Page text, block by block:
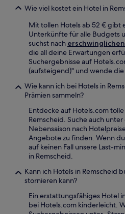
Wie viel kostet ein Hotel in
Mit tollen Hotels ab 52 € gibt
Unterkünfte für alle Budgets
suchst nach
die all deine Erwartungen
Suchergebnisse auf
(aufsteigend)" und wende
Wie kann ich bei Hotels in
Prämien sammeln?
Entdecke auf Hotels.com
Remscheid. Suche auch
Nebensaison nach
Angebote zu finden. Wenn
auf keinen Fall unsere Last-
in Remscheid.
Kann ich Hotels in Remscheid
stornieren kann?
Ein erstattungsfähiges Hotel
bei Hotels.com kinderleicht.